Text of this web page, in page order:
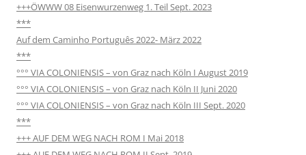
+++ÖWWW 08 Eisenwurzenweg 1. Teil Sept. 2023
***
Auf dem Caminho Português 2022- März 2022
***
°°° VIA COLONIENSIS – von Graz nach Köln I August 2019
°°° VIA COLONIENSIS – von Graz nach Köln II Juni 2020
°°° VIA COLONIENSIS – von Graz nach Köln III Sept. 2020
***
+++ AUF DEM WEG NACH ROM I Mai 2018